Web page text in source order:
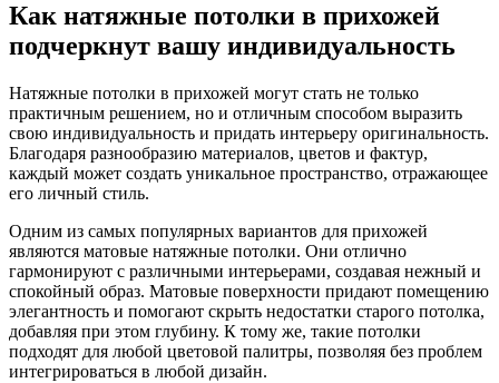
Как натяжные потолки в прихожей
подчеркнут вашу индивидуальность
Натяжные потолки в прихожей могут стать не только
практичным решением, но и отличным способом выразить
свою индивидуальность и придать интерьеру оригинальность.
Благодаря разнообразию материалов, цветов и фактур,
каждый может создать уникальное пространство, отражающее
его личный стиль.
Одним из самых популярных вариантов для прихожей
являются матовые натяжные потолки. Они отлично
гармонируют с различными интерьерами, создавая нежный и
спокойный образ. Матовые поверхности придают помещению
элегантность и помогают скрыть недостатки старого потолка,
добавляя при этом глубину. К тому же, такие потолки
подходят для любой цветовой палитры, позволяя без проблем
интегрироваться в любой дизайн.